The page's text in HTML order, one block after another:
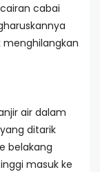
cabai
air dalam
ditarik
belakang
masuk ke